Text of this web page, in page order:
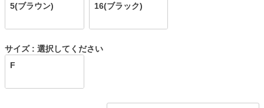
5(ブラウン)
16(ブラック)
サイズ
選択してください
F